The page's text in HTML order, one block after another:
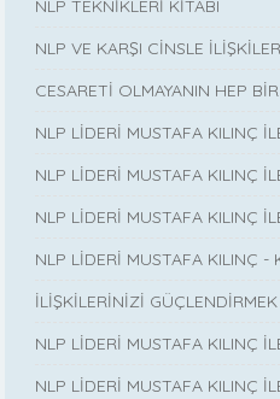
NLP TEKNİKLERİ KİTABI
NLP VE KARŞI CİNSLE
CESARETİ OLMAYANIN HEP
NLP LİDERİ MUSTAFA KILINÇ
NLP LİDERİ MUSTAFA KILINÇ
NLP LİDERİ MUSTAFA KILINÇ
NLP LİDERİ MUSTAFA KILINÇ -
İLİŞKİLERİNİZİ GÜÇLENDİRMEK
NLP LİDERİ MUSTAFA KILINÇ
NLP LİDERİ MUSTAFA KILINÇ